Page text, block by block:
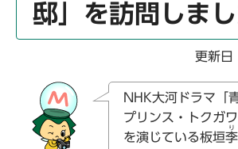
邸」を訪問しま
更新
NHK大河ドラマ「
プリンス・トクガ
を演じている板垣